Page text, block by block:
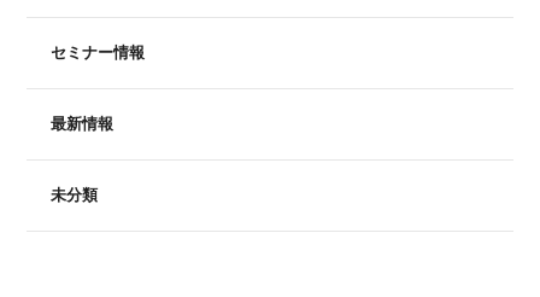
セミナー情報
最新情報
未分類